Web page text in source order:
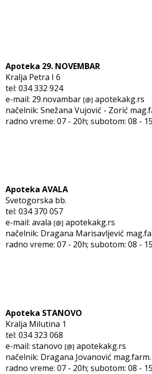
Apoteka 29. NOVEMBAR
Kralja Petra I 6
tel: 034 332 924
e-mail: 29.novambar [@] apotekakg.rs
načelnik: Snežana Vujović - Zorić
radno vreme: 07 - 20h; subotom: 08 -
Apoteka AVALA
Svetogorska bb.
tel: 034 370 057
e-mail: avala [@] apotekakg.rs
načelnik: Dragana Marisavljević
radno vreme: 07 - 20h; subotom: 08 -
Apoteka STANOVO
Kralja Milutina 1
tel: 034 323 068
e-mail: stanovo [@] apotekakg.rs
načelnik: Dragana Jovanović mag.farm.
radno vreme: 07 - 20h; subotom: 08 -